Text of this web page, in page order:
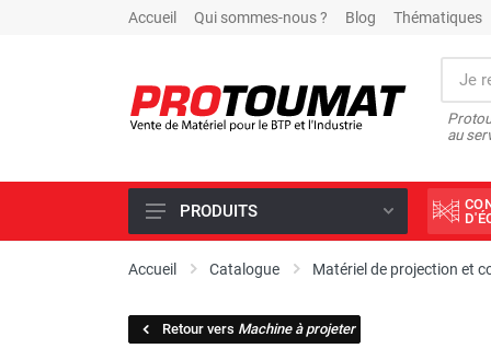
Accueil Qui sommes-nous ? Blog Thématiques
au
PROMOTIONS D'USINE
SCIAGE ET FORAGE
PRODUITS
Accueil Catalogue Matériel de projection et
Retour vers Machine à projeter